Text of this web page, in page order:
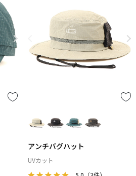
アンチバグハット
UVカット